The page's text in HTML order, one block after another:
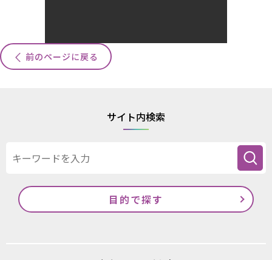
前のページに戻る
サイト内検索
目的で探す